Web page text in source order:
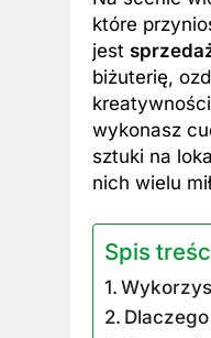
które
jest
biżuterię,
wykonasz
sztuki na
nich wielu
Spis